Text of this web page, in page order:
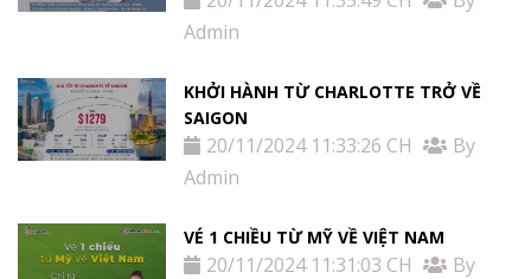
Admin
KHỞI HÀNH TỪ CHARLOTTE TRỞ VỀ
SAIGON
20/11/2024 11:33:26 CH
By
Admin
VÉ 1 CHIỀU TỪ MỸ VỀ VIỆT NAM
20/11/2024 11:31:03 CH
By